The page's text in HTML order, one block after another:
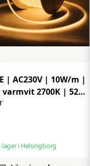
| AC230V | 10W/m |
varmvit 2700K | 520
/m | IP65
lager i Helsingborg